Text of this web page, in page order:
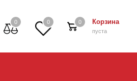
0 0 Корзина
пуста
0